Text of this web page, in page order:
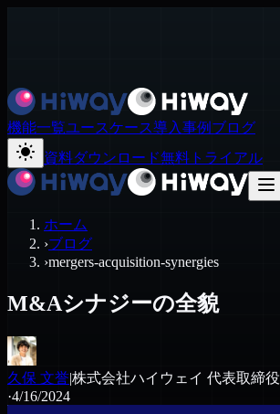
機能一覧ユースケース導入事例 ブログ
資料ダウンロード無料トライアル
ホーム
›ブログ
›mergers-acquisition-synergies
M&Aシナジーの全貌
久保 文誉|株式会社ハイウェイ 代表取締役
·4/16/2024